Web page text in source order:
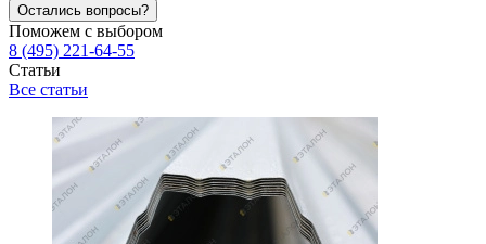
Остались вопросы?
Поможем с выбором
8 (495) 221-64-55
Статьи
Все статьи